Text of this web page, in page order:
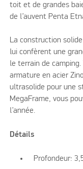
toit et de grandes
de l’auvent Penta
La construction
lui confèrent une
le terrain de
armature en acier
ultrasolide pour une
MegaFrame, vous
l’année.
Détails
Profondeur: